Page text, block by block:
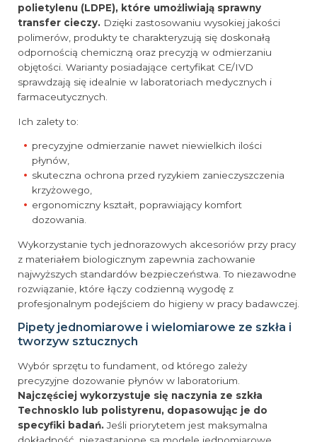
polietylenu (LDPE), które umożliwiają sprawny
transfer cieczy. Dzięki zastosowaniu wysokiej jakości
polimerów, produkty te charakteryzują się doskonałą
odpornością chemiczną oraz precyzją w odmierzaniu
objętości. Warianty posiadające certyfikat CE/IVD
sprawdzają się idealnie w laboratoriach medycznych i
farmaceutycznych.
Ich zalety to:
precyzyjne odmierzanie nawet niewielkich ilości
płynów,
skuteczna ochrona przed ryzykiem zanieczyszczenia
krzyżowego,
ergonomiczny kształt, poprawiający komfort
dozowania.
Wykorzystanie tych jednorazowych akcesoriów przy pracy
z materiałem biologicznym zapewnia zachowanie
najwyższych standardów bezpieczeństwa. To niezawodne
rozwiązanie, które łączy codzienną wygodę z
profesjonalnym podejściem do higieny w pracy badawczej.
Pipety jednomiarowe i wielomiarowe ze szkła i
tworzyw sztucznych
Wybór sprzętu to fundament, od którego zależy
precyzyjne dozowanie płynów w laboratorium.
Najczęściej wykorzystuje się naczynia ze szkła
Technosklo lub polistyrenu, dopasowując je do
specyfiki badań.Jeśli priorytetem jest maksymalna
dokładność, niezastąpione są modele jednomiarowe.